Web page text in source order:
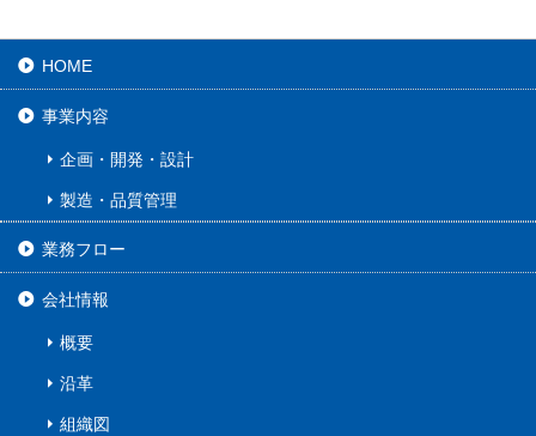
HOME
事業内容
企画・開発・設計
製造・品質管理
業務フロー
会社情報
概要
沿革
組織図